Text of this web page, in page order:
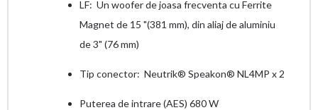
LF: Un woofer de joasa frecventa cu Ferrite
Magnet de 15 "(381 mm), din aliaj de aluminiu
de 3" (76 mm)
Tip conector: Neutrik® Speakon® NL4MP x 2
Puterea de intrare (AES) 680 W